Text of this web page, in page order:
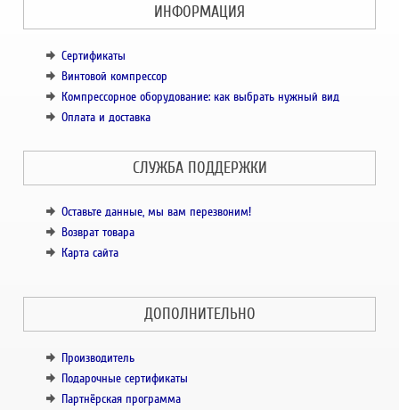
ИНФОРМАЦИЯ
Сертификаты
Винтовой компрессор
Компрессорное оборудование: как выбрать нужный вид
Оплата и доставка
СЛУЖБА ПОДДЕРЖКИ
Оставьте данные, мы вам перезвоним!
Возврат товара
Карта сайта
ДОПОЛНИТЕЛЬНО
Производитель
Подарочные сертификаты
Партнёрская программа